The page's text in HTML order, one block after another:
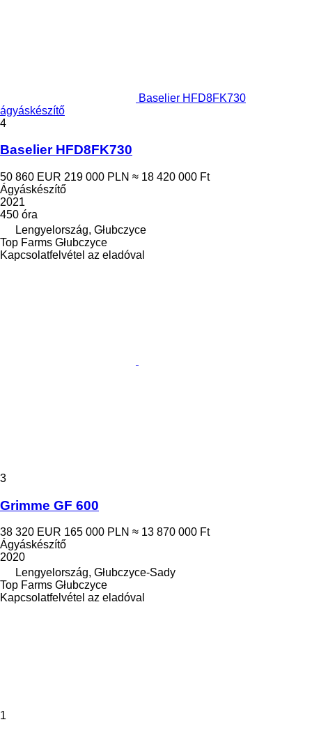
Baselier HFD8FK730
ágyáskészítő
4
Baselier HFD8FK730
50 860 EUR 219 000 PLN ≈ 18 420 000 Ft
Ágyáskészítő
2021
450 óra
Lengyelország, Głubczyce
Top Farms Głubczyce
Kapcsolatfelvétel az eladóval
3
Grimme GF 600
38 320 EUR 165 000 PLN ≈ 13 870 000 Ft
Ágyáskészítő
2020
Lengyelország, Głubczyce-Sady
Top Farms Głubczyce
Kapcsolatfelvétel az eladóval
1